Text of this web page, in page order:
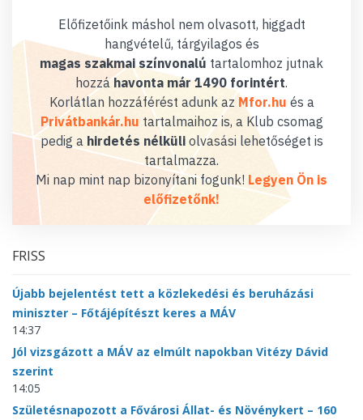
Előfizetőink máshol nem olvasott, higgadt
hangvételű, tárgyilagos és
magas szakmai színvonalú tartalomhoz jutnak
hozzáhavonta már 1490 forintért.
Korlátlan hozzáférést adunk az Mfor.hu és a
Privátbankár.hu tartalmaihoz is, a Klub csomag
pedig a hirdetés nélküliolvasási lehetőséget is
tartalmazza.
Mi nap mint nap bizonyítani fogunk! Legyen Ön is
előfizetőnk!
FRISS
Újabb bejelentést tett a közlekedési és beruházási
miniszter – Főtájépítészt keres a MÁV
14:37
Jól vizsgázott a MÁV az elmúlt napokban Vitézy Dávid
szerint
14:05
Születésnapozott a Fővárosi Állat- és Növénykert – 160